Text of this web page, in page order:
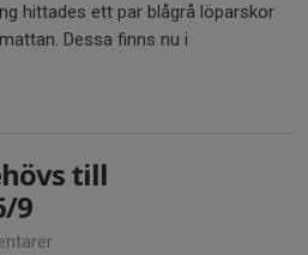
hittades ett par blågrå löparskor
Dessa finns nu i
till
9